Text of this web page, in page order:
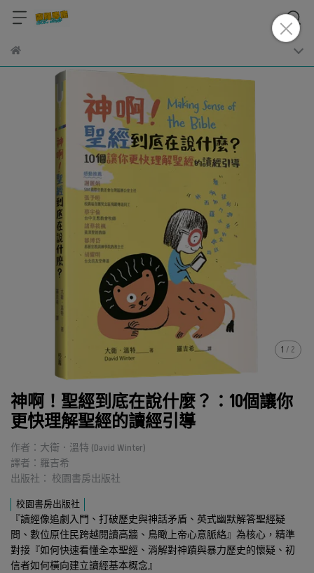
1 / 2
神啊！聖經到底在說什麼？：10個讓你
更快理解聖經的讀經引導
作者：大衛．溫特 (David Winter)
譯者：羅吉希
出版社： 校園書房出版社
校園書房出版社
『讀經像追劇入門、打破歷史與神話矛盾、英式幽默解答聖經疑
問、數位原住民跨越閱讀高牆、鳥瞰上帝心意脈絡』為核心，精準
對接『如何快速看懂全本聖經、消解對神蹟與暴力歷史的懷疑、初
信者如何橫向建立讀經基本概念』